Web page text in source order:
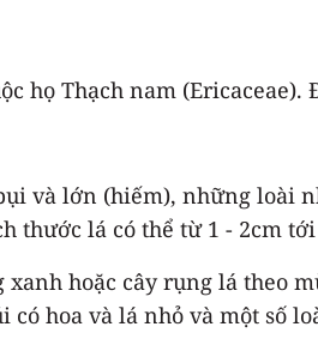
họ Thạch nam
và lớn (hiếm), những loài
thước lá có thể từ 1 - 2cm
hoặc cây rụng lá theo
có hoa và lá nhỏ và một số